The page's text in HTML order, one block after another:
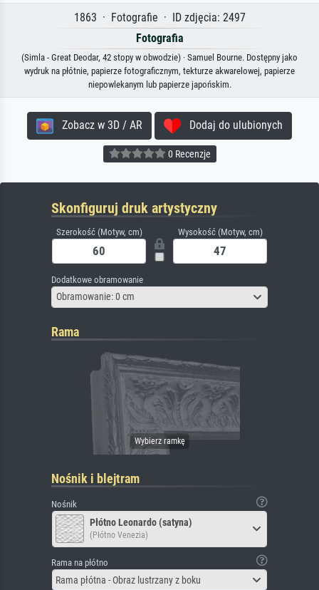
1863 · Fotografie · ID zdjęcia: 2497
Fotografia
(Simla - Great Deodar, 42 stopy w obwodzie) · Samuel Bourne. Dostępny jako
wydruk na płótnie, papierze fotograficznym, tekturze akwarelowej, papierze
niepowlekanym lub papierze japońskim.
Zobacz w 3D / AR Dodaj do ulubionych
0 Recenzje
Skonfiguruj druk artystyczny
Szerokość (Motyw, cm) Wysokość (Motyw, cm)
Dodatkowe obramowanie
Obramowanie: 0 cm
Rama
Nośnik i blejtram
Nośnik
Płótno Leonardo (satyna)
(Płótno Venezia)
Rama na płótno
Rama płótna - Obraz lustrzany z boku